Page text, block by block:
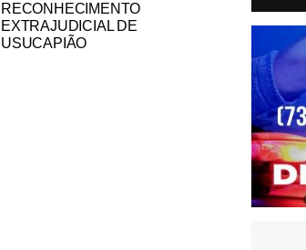
RECONHECIMENTO
EXTRAJUDICIAL DE
USUCAPIÃO